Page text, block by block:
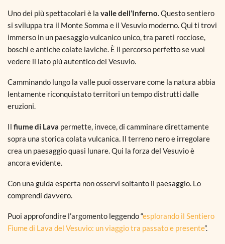
Uno dei più spettacolari è la valle dell’Inferno. Questo sentiero
si sviluppa tra il Monte Somma e il Vesuvio moderno. Qui ti trovi
immerso in un paesaggio vulcanico unico, tra pareti rocciose,
boschi e antiche colate laviche. È il percorso perfetto se vuoi
vedere il lato più autentico del Vesuvio.
Camminando lungo la valle puoi osservare come la natura abbia
lentamente riconquistato territori un tempo distrutti dalle
eruzioni.
Il fiume di Lava permette, invece, di camminare direttamente
sopra una storica colata vulcanica. Il terreno nero e irregolare
crea un paesaggio quasi lunare. Qui la forza del Vesuvio è
ancora evidente.
Con una guida esperta non osservi soltanto il paesaggio. Lo
comprendi davvero.
Puoi approfondire l’argomento leggendo “esplorando il Sentiero
Fiume di Lava del Vesuvio: un viaggio tra passato e presente”.